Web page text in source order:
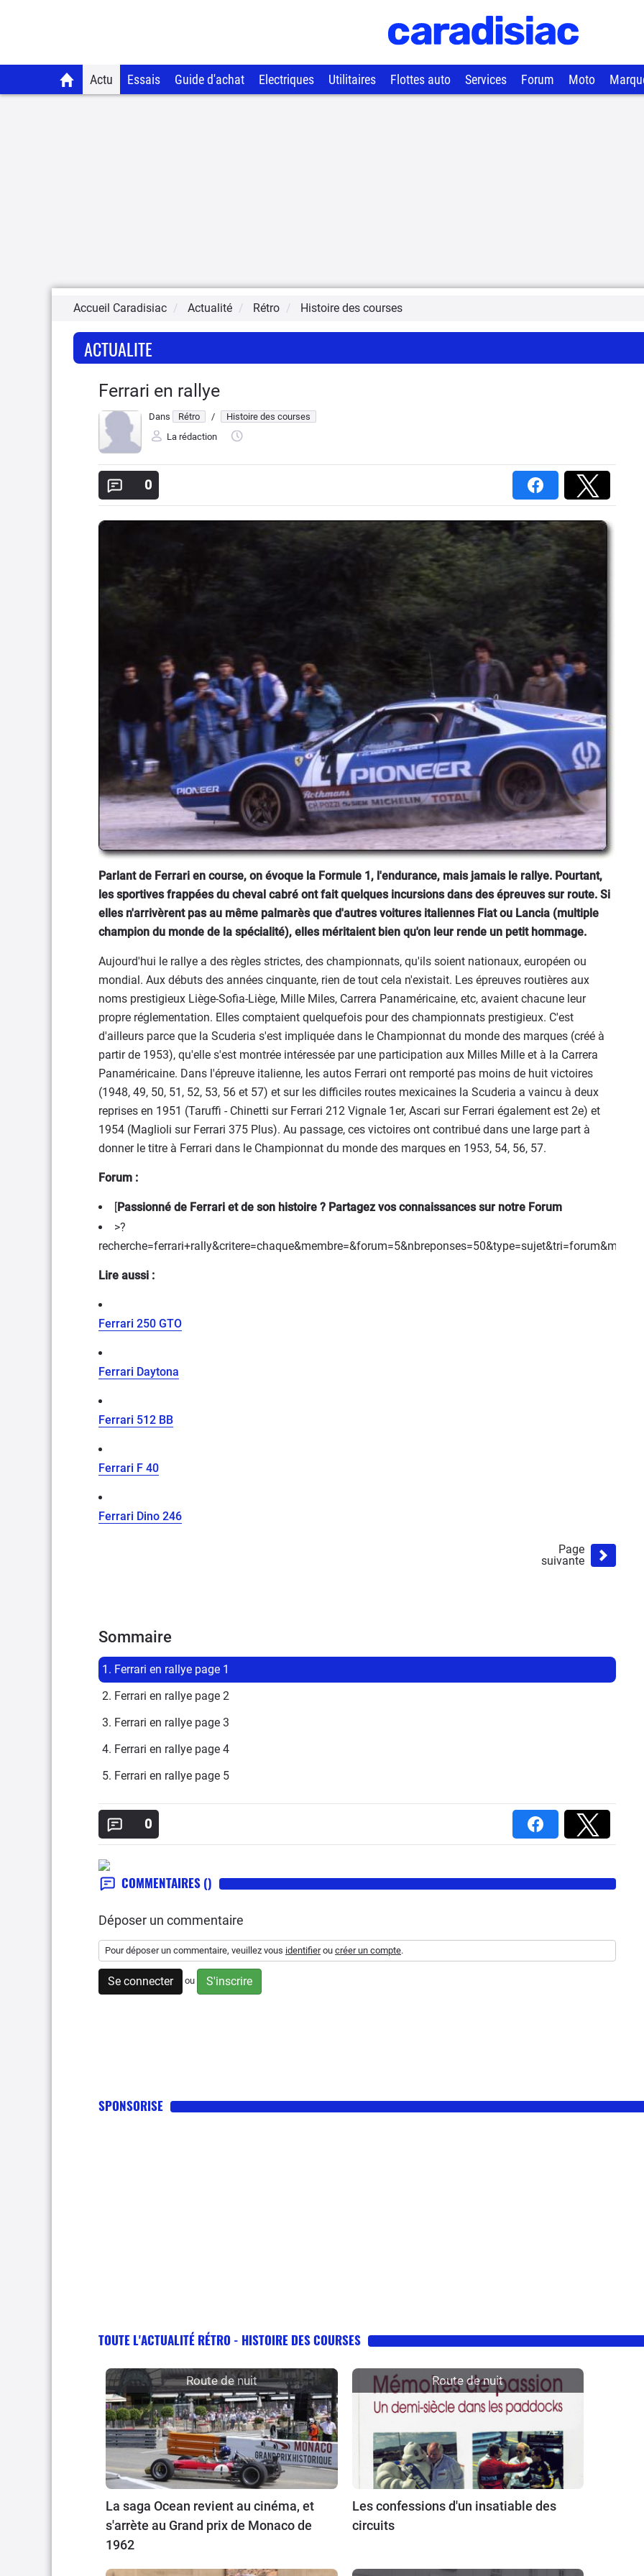
Actu Essais Guide d'achat Electriques Utilitaires Flottes auto Services Forum Moto
Accueil Caradisiac Actualité Rétro Histoire des courses
ACTUALITE
Ferrari en rallye
Dans Rétro /
Histoire des courses
La rédaction
0
Parlant de Ferrari en course, on évoque la Formule 1, l'endurance, mais jamais le rallye. Pourtant,
les sportives frappées du cheval cabré ont fait quelques incursions dans des épreuves sur route. Si
elles n'arrivèrent pas au même palmarès que d'autres voitures italiennes Fiat ou Lancia (multiple
champion du monde de la spécialité), elles méritaient bien qu'on leur rende un petit hommage.
Aujourd'hui le rallye a des règles strictes, des championnats, qu'ils soient nationaux, européen ou
mondial. Aux débuts des années cinquante, rien de tout cela n'existait. Les épreuves routières aux
noms prestigieux Liège-Sofia-Liège, Mille Miles, Carrera Panaméricaine, etc, avaient chacune leur
propre réglementation. Elles comptaient quelquefois pour des championnats prestigieux. C'est
d'ailleurs parce que la Scuderia s'est impliquée dans le Championnat du monde des marques (créé à
partir de 1953), qu'elle s'est montrée intéressée par une participation aux Milles Mille et à la Carrera
Panaméricaine. Dans l'épreuve italienne, les autos Ferrari ont remporté pas moins de huit victoires
(1948, 49, 50, 51, 52, 53, 56 et 57) et sur les difficiles routes mexicaines la Scuderia a vaincu à deux
reprises en 1951 (Taruffi - Chinetti sur Ferrari 212 Vignale 1er, Ascari sur Ferrari également est 2e) et
1954 (Maglioli sur Ferrari 375 Plus). Au passage, ces victoires ont contribué dans une large part à
donner le titre à Ferrari dans le Championnat du monde des marques en 1953, 54, 56, 57.
Forum :
[Passionné de Ferrari et de son histoire ? Partagez vos connaissances sur notre Forum
>?
Lire aussi :
Ferrari 250 GTO
Ferrari Daytona
Ferrari 512 BB
Ferrari F 40
Ferrari Dino 246
Page
suivante
Sommaire
1. Ferrari en rallye page 1
2. Ferrari en rallye page 2
3. Ferrari en rallye page 3
4. Ferrari en rallye page 4
5. Ferrari en rallye page 5
0
COMMENTAIRES ()
Déposer un commentaire
Pour déposer un commentaire, veuillez vous identifierou créer un compte.
Se connecter ou S'inscrire
SPONSORISE
TOUTE L'ACTUALITÉ RÉTRO - HISTOIRE DES COURSES
Route de nuit
La saga Ocean revient au cinéma, et
s'arrète au Grand prix de Monaco de
1962
Route de nuit
Les confessions d'un insatiable des
circuits